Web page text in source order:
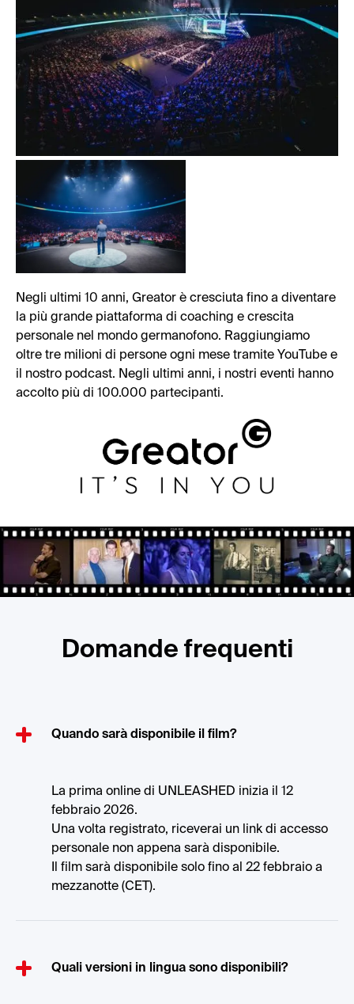
Negli ultimi 10 anni, Greator è cresciuta fino a diventare
la più grande piattaforma di coaching e crescita
personale nel mondo germanofono. Raggiungiamo
oltre tre milioni di persone ogni mese tramite YouTube e
il nostro podcast. Negli ultimi anni, i nostri eventi hanno
accolto più di 100.000 partecipanti.
Domande frequenti
Quando sarà disponibile il film?
La prima online di UNLEASHED inizia il 12
febbraio 2026.
Una volta registrato, riceverai un link di accesso
personale non appena sarà disponibile.
Il film sarà disponibile solo fino al 22 febbraio a
mezzanotte (CET).
Quali versioni in lingua sono disponibili?